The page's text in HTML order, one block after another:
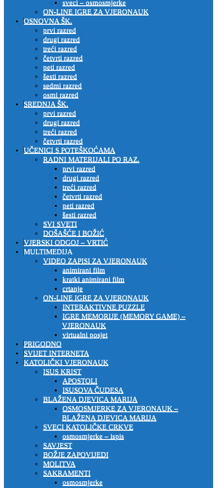
sveci – osmosmjerke
ON-LINE IGRE ZA VJERONAUK
OSNOVNA ŠK.
prvi razred
drugi razred
treći razred
četvrti razred
peti razred
šesti razred
sedmi razred
osmi razred
SREDNJA ŠK.
prvi razred
drugi razred
treći razred
četvrti razred
UČENICI S POTEŠKOĆAMA
RADNI MATERIJALI PO RAZ.
prvi razred
drugi razred
treći razred
četvrti razred
peti razred
šesti razred
SVI SVETI
DOŠAŠĆE I BOŽIĆ
VJERSKI ODGOJ – VRTIĆ
MULTIMEDIJA
VIDEO ZAPISI ZA VJERONAUK
animirani film
kratki animirani film
crtanje
ON-LINE IGRE ZA VJERONAUK
INTERAKTIVNE PUZZLE
IGRE MEMORIJE (MEMORY GAME) –
VJERONAUK
virtualni posjet
PRIGODNO
SVIJET INTERNETA
KATOLIČKI VJERONAUK
ISUS KRIST
APOSTOLI
ISUSOVA ČUDESA
BLAŽENA DJEVICA MARIJA
OSMOSMJERKE ZA VJERONAUK –
BLAŽENA DJEVICA MARIJA
SVECI KATOLIČKE CRKVE
osmosmjerke – ispis
SAVJEST
BOŽJE ZAPOVIJEDI
MOLITVA
SAKRAMENTI
osmosmjerke